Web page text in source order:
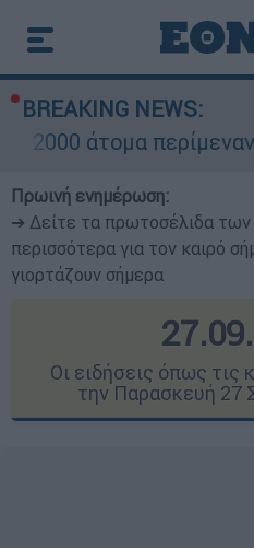
BREAKING NEWS:
τον γάμο
Πρωινή ενημέρωση:
➔ Δείτε τα πρωτοσέλιδα
περισσότερα για τον καιρό
γιορτάζουν σήμερα
Οι ειδήσεις όπως
την Παρασκευή 27